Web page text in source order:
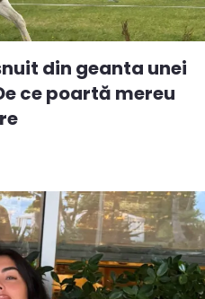
din geanta unei
ce poartă mereu